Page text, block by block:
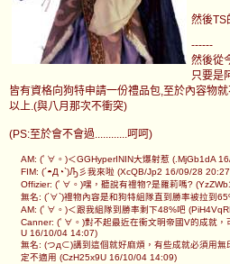
然後TS
------
然後從
只要是
皆有資格向狗特申請一份禮品包,至於內容物
以上.(與八月那次不衝突)
(PS:至於會不會過............呵呵)
AM: (ﾟ∀。)＜GGHyperININ大爆射惹 (.MjGb1dA
FIM: (´◓Д◔`)Ԡ彡我來啦 (XcQB/Jp2 16/09/28
Offizier: (ﾟ∀。)嘿，聽說有禮物?是羅莉嗎?
無名: (´∀`)禮物內容是和狗特組隊直到勝率被拉到
AM: (ﾟ∀。)＜跟我組隊到勝率剩下48%吧
Canner: (ﾟ∀。)對不起最近在衝文明帝國V的成就，
U 16/10/04 14:07)
無名: (つд⊂)講到這個就好麻煩，有些成就必須用無
定不適用 (CzH25x9U 16/10/04 14:09)